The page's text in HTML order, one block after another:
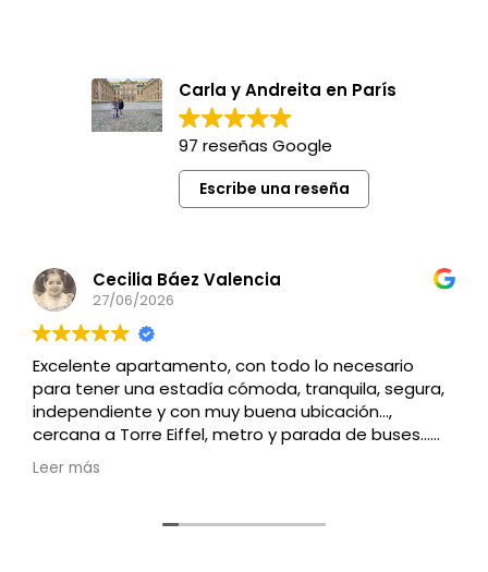
Carla y Andreita en París
97 reseñas Google
Escribe una reseña
Cecilia Báez Valencia
27/06/2026
Excelente apartamento, con todo lo necesario
para tener una estadía cómoda, tranquila, segura,
independiente y con muy buena ubicación…,
cercana a Torre Eiffel, metro y parada de buses…
Recomendado
Leer más